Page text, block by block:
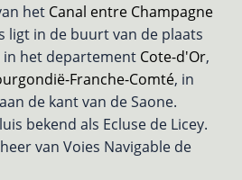
het Canal entre Champagne
ligt in de buurt van de plaats
het departement Cote-d'Or,
Franche-Comté, in
de kant van de Saone.
bekend als Ecluse de Licey.
van Voies Navigable de